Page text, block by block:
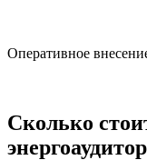
Оперативное
Сколько